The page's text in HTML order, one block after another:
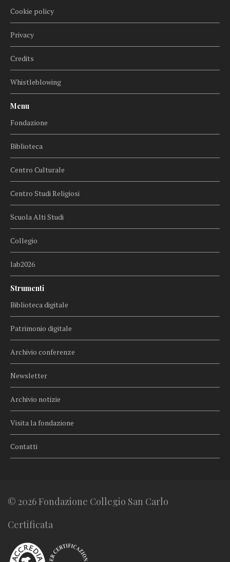
Cookie policy
Privacy
Credits
Whistleblowing
Menu
Fondazione
Biblioteca
Centro Culturale
Centro Studi Religiosi
Scuola Alti Studi
Collegio
lab2026
Strumenti
Biblioteca digitale
Patrimonio digitale
Archivio conferenze
Newsletter
Archivio notizie
Visita la fondazione
Contatti
© 2026 Fondazione Collegio San Carlo
Certificata